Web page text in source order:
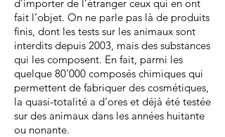
d’importer de l’étranger ceux qui en ont
fait l’objet. On ne parle pas là de produits
finis, dont les tests sur les animaux sont
interdits depuis 2003, mais des substances
qui les composent. En fait, parmi les
quelque 80’000 composés chimiques qui
permettent de fabriquer des cosmétiques,
la quasi-totalité a d’ores et déjà été testée
sur des animaux dans les années huitante
ou nonante.